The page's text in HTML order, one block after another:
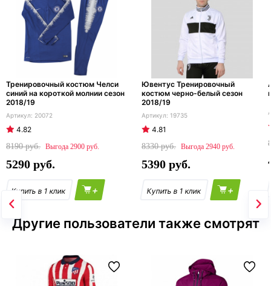
Тренировочный костюм Челси
синий на короткой молнии сезон
2018/19
20072
4.82
8190
2900
5290
+
Ювентус Тренировочный
костюм черно-белый сезон
2018/19
19735
4.81
8330
2940
5390
+
Другие пользователи также смотрят